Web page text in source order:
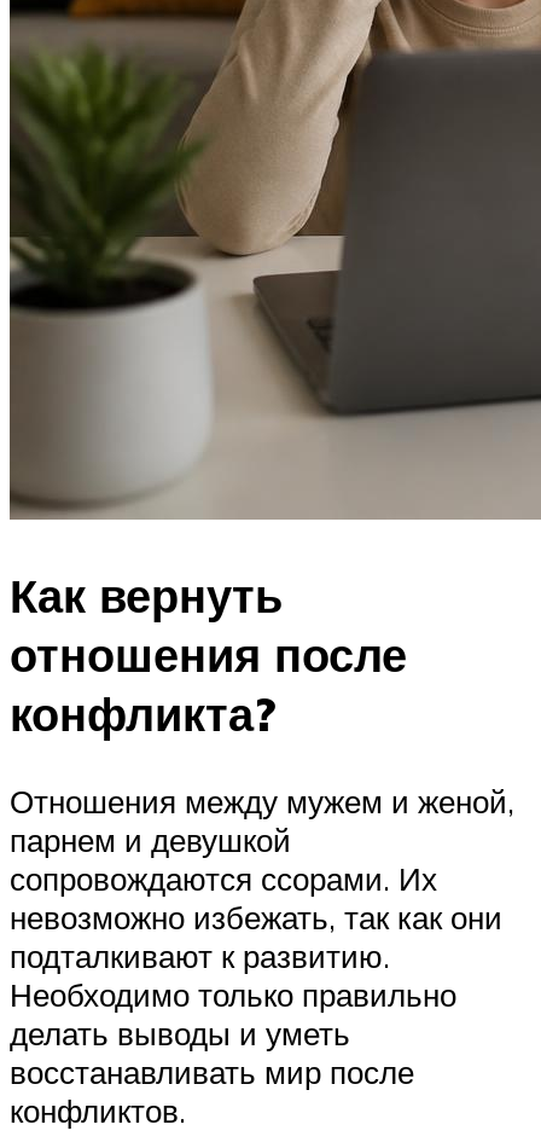
Как вернуть
отношения после
конфликта?
Отношения между мужем и женой,
парнем и девушкой
сопровождаются ссорами. Их
невозможно избежать, так как они
подталкивают к развитию.
Необходимо только правильно
делать выводы и уметь
восстанавливать мир после
конфликтов.